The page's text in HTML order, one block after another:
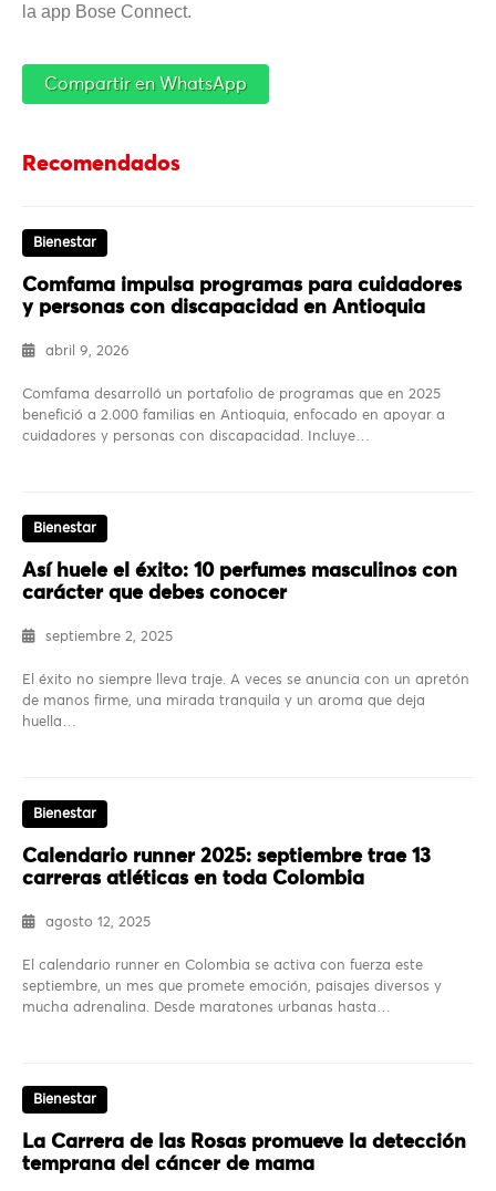
la app Bose Connect.
Compartir en WhatsApp
Recomendados
Bienestar
Comfama impulsa programas para cuidadores
y personas con discapacidad en Antioquia
abril 9, 2026
Comfama desarrolló un portafolio de programas que en 2025
benefició a 2.000 familias en Antioquia, enfocado en apoyar a
cuidadores y personas con discapacidad. Incluye…
Bienestar
Así huele el éxito: 10 perfumes masculinos con
carácter que debes conocer
septiembre 2, 2025
El éxito no siempre lleva traje. A veces se anuncia con un apretón
de manos firme, una mirada tranquila y un aroma que deja
huella…
Bienestar
Calendario runner 2025: septiembre trae 13
carreras atléticas en toda Colombia
agosto 12, 2025
El calendario runner en Colombia se activa con fuerza este
septiembre, un mes que promete emoción, paisajes diversos y
mucha adrenalina. Desde maratones urbanas hasta…
Bienestar
La Carrera de las Rosas promueve la detección
temprana del cáncer de mama